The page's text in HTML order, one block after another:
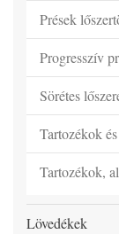
Prések
Progresszív
Sörétes
Tartozékok
Tartozékok,
Lövedékek